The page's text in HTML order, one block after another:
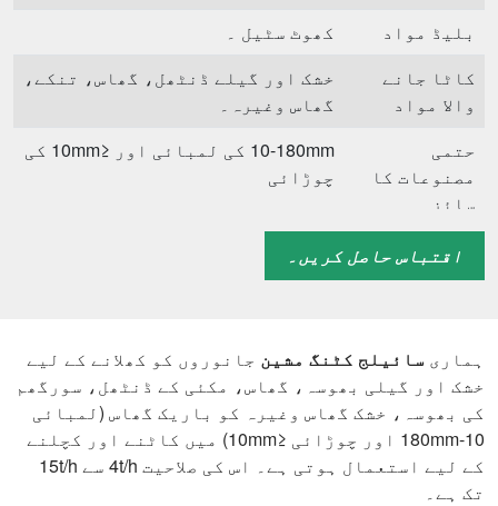
بلیڈ مواد
کھوٹ سٹیل ۔
کاٹا جانے
والا مواد
خشک اور گیلے ڈنٹھل، گھاس، تنکے،
گھاس وغیرہ۔
حتمی
مصنوعات کا
سائز
10-180mm کی لمبائی اور ≤10mm کی
چوڑائی
مماثل سامان
اقتباس حاصل کریں۔
ہماری سائیلج کٹنگ مشین جانوروں کو کھلانے کے لیے
خشک اور گیلی بھوسہ، گھاس، مکئی کے ڈنٹھل، سورگھم
کی بھوسہ، خشک گھاس وغیرہ کو باریک گھاس (لمبائی
10-180mm اور چوڑائی ≤10mm) میں کاٹنے اور کچلنے
کے لیے استعمال ہوتی ہے۔ اس کی صلاحیت 4t/h سے 15t/h
تک ہے۔